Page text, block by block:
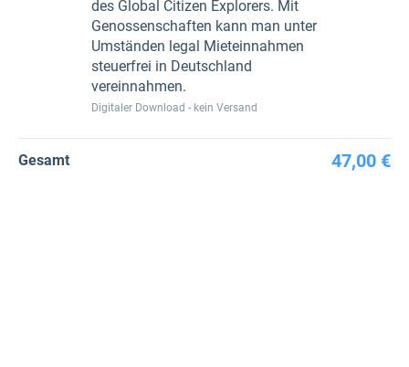
des Global Citizen Explorers. Mit
Genossenschaften kann man unter
Umständen legal Mieteinnahmen
steuerfrei in Deutschland
vereinnahmen.
Digitaler Download - kein Versand
Gesamt 47,00 €